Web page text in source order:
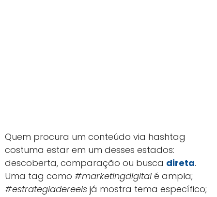
Quem procura um conteúdo via hashtag
costuma estar em um desses estados:
descoberta, comparação ou busca direta.
Uma tag como #marketingdigital é ampla;
#estrategiadereels já mostra tema específico;